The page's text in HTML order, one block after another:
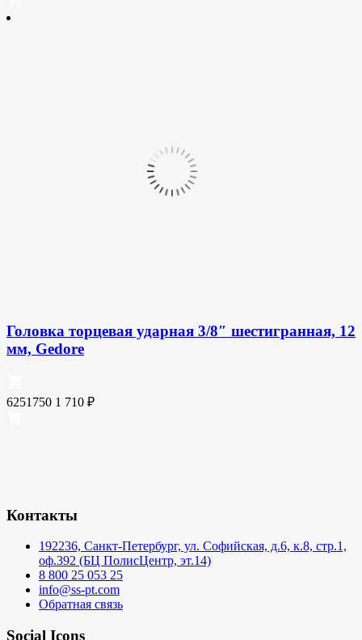
Головка торцевая ударная 3/8″ шестигранная, 12
мм, Gedore
6251750 1 710 ₽
Контакты
192236, Санкт-Петербург, ул. Софийская, д.6, к.8, стр.1,
оф.392 (БЦ ПолисЦентр, эт.14)
8 800 25 053 25
info@ss-pt.com
Обратная связь
Social Icons